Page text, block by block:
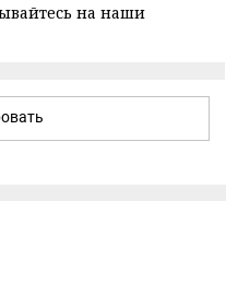
на наши